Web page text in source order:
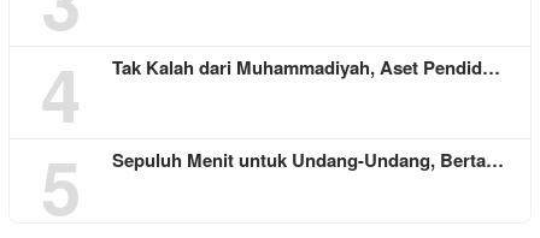
4 Tak Kalah dari Muhammadiyah, Aset Pendid…
5 Sepuluh Menit untuk Undang-Undang, Berta…